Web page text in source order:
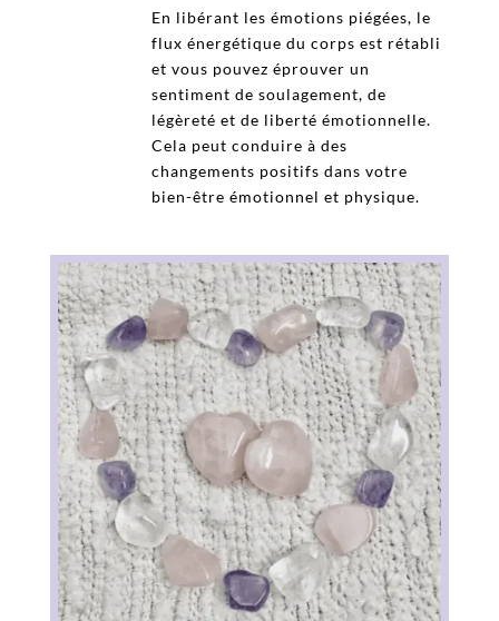
En libérant les émotions piégées, le
flux énergétique du corps est rétabli
et vous pouvez éprouver un
sentiment de soulagement, de
légèreté et de liberté émotionnelle.
Cela peut conduire à des
changements positifs dans votre
bien-être émotionnel et physique.